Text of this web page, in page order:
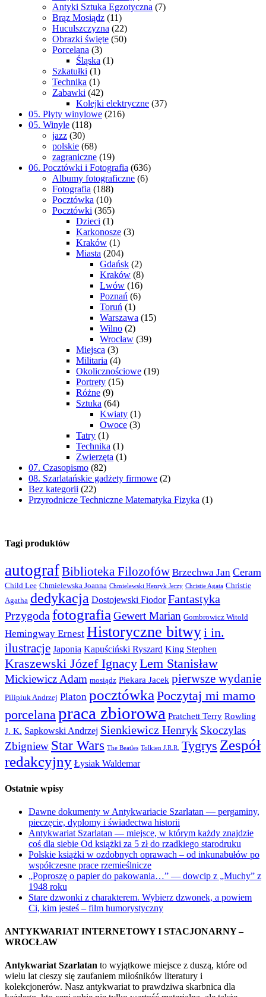
Antyki Sztuka Egzotyczna (7)
Brąz Mosiądz (11)
Huculszczyzna (22)
Obrazki święte (50)
Porcelana (3)
Śląska (1)
Szkatułki (1)
Technika (1)
Zabawki (42)
Kolejki elektryczne (37)
05. Płyty winylowe (216)
05. Winyle (118)
jazz (30)
polskie (68)
zagraniczne (19)
06. Pocztówki i Fotografia (636)
Albumy fotograficzne (6)
Fotografia (188)
Pocztówka (10)
Pocztówki (365)
Dzieci (1)
Karkonosze (3)
Kraków (1)
Miasta (204)
Gdańsk (2)
Kraków (8)
Lwów (16)
Poznań (6)
Toruń (1)
Warszawa (15)
Wilno (2)
Wrocław (39)
Miejsca (3)
Militaria (4)
Okolicznościowe (19)
Portrety (15)
Różne (9)
Sztuka (64)
Kwiaty (1)
Owoce (3)
Tatry (1)
Technika (1)
Zwierzęta (1)
07. Czasopismo (82)
08. Szarlatańskie gadżety firmowe (2)
Bez kategorii (22)
Przyrodnicze Techniczne Matematyka Fizyka (1)
Tagi produktów
autografBiblioteka Filozofów Brzechwa Jan Ceram
Child Lee Chmielewska Joanna Chmielewski Henryk Jerzy Christie Agata Christie
Agatha dedykacja Dostojewski Fiodor Fantastyka
Przygoda fotografia Gewert Marian Gombrowicz Witold
Hemingway Ernest Historyczne bitwyi in.
ilustracje Japonia Kapuściński Ryszard King Stephen
Kraszewski Józef IgnacyLem Stanisław
Mickiewicz Adam mosiądz Piekara Jacek pierwsze wydanie
Pilipiuk Andrzej Platon pocztówka Poczytaj mi mamo
porcelanapraca zbiorowa Pratchett Terry Rowling
J. K. Sapkowski Andrzej Sienkiewicz Henryk Skoczylas
Zbigniew Star Wars The Beatles Tolkien J.R.R. Tygrys Zespół
redakcyjny Łysiak Waldemar
Ostatnie wpisy
Dawne dokumenty w Antykwariacie Szarlatan — pergaminy,
pieczęcie, dyplomy i świadectwa historii
Antykwariat Szarlatan — miejsce, w którym każdy znajdzie
coś dla siebie Od książki za 5 zł do rzadkiego starodruku
Polskie książki w ozdobnych oprawach – od inkunabułów po
współczesne prace rzemieślnicze
„Poproszę o papier do pakowania…” — dowcip z „Muchy” z
1948 roku
Stare dzwonki z charakterem. Wybierz dzwonek, a powiem
Ci, kim jesteś – film humorystyczny
ANTYKWARIAT INTERNETOWY I STACJONARNY –
WROCŁAW
Antykwariat Szarlatan to wyjątkowe miejsce z duszą, które od
wielu lat cieszy się zaufaniem miłośników literatury i
kolekcjonerów. Nasz antykwariat to prawdziwa skarbnica dla